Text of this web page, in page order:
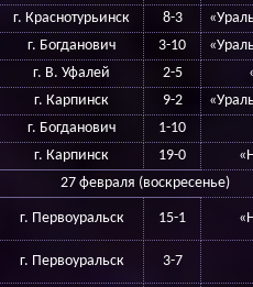
г. Краснотурьинск 8-3
г. Богданович 3-10
г. В. Уфалей 2-5
г. Карпинск 9-2
г. Богданович
1-10
г. Карпинск 19-0
27 февраля (воскресенье)
г. Первоуральск 15-1
г. Первоуральск 3-7